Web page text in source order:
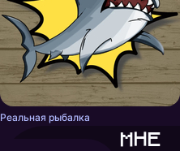
Реальная рыбалка
Мне